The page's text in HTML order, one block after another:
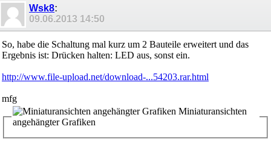
Wsk8:
09.06.2013 14:50
So, habe die Schaltung mal kurz um 2 Bauteile erweitert und das
Ergebnis ist: Drücken halten: LED aus, sonst ein.
http://www.file-upload.net/download-...54203.rar.html
mfg
Miniaturansichten
angehängter Grafiken